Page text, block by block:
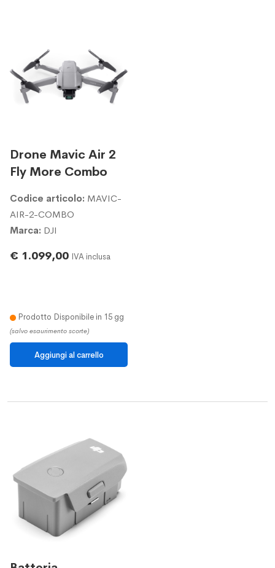
Drone Mavic Air 2
Fly More Combo
Codice articolo: MAVIC-
AIR-2-COMBO
Marca: DJI
€ 1.099,00 IVA inclusa
Prodotto Disponibile in 15 gg
(salvo esaurimento scorte)